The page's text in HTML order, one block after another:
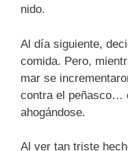
nido.
Al día siguiente,
comida. Pero,
mar se
contra el peñasco…
ahogándose.
Al ver tan triste